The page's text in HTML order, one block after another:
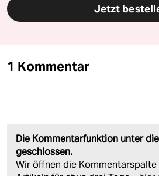
Jetzt
1 Kommentar
Die Kommentarfunktion unter
geschlossen.
Wir öffnen die